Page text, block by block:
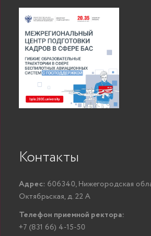
Контакты
Адрес: 606340, Нижегородская
Октябрьская, д. 22 А
Телефон приемной ректора:
+7 (831 66) 4-15-50